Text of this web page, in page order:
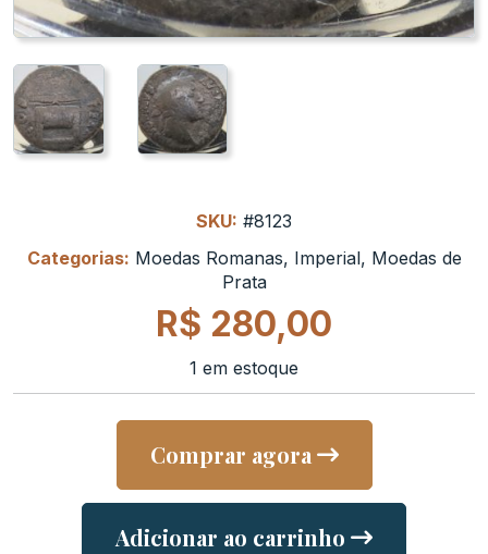
SKU: #8123
Categorias: Moedas Romanas, Imperial, Moedas de
Prata
R$ 280,00
1 em estoque
Comprar agora
Adicionar ao carrinho